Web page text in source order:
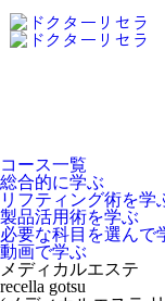
Dr.Recella Academy
について
コース一覧
総合的に学ぶ
リフティング術を学
製品活用術を学ぶ
必要な科目を選んで
動画で学ぶ
メディカルエステ
recella gotsu